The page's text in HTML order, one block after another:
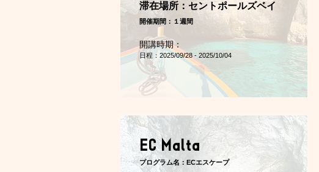
​滞在場所：セントポールズベイ
開催期間：１週間
開講時期：
日程：2025/09/28 - 2025/10/04
EC Malta
プログラム名：ECエスケープ